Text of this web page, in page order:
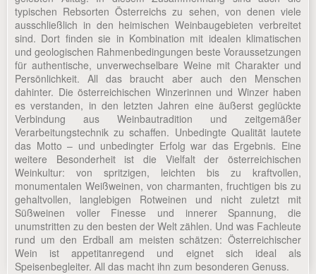
typischen Rebsorten Österreichs zu sehen, von denen viele
ausschließlich in den heimischen Weinbaugebieten verbreitet
sind. Dort finden sie in Kombination mit idealen klimatischen
und geologischen Rahmenbedingungen beste Voraussetzungen
für authentische, unverwechselbare Weine mit Charakter und
Persönlichkeit. All das braucht aber auch den Menschen
dahinter. Die österreichischen Winzerinnen und Winzer haben
es verstanden, in den letzten Jahren eine äußerst geglückte
Verbindung aus Weinbautradition und zeitgemäßer
Verarbeitungstechnik zu schaffen. Unbedingte Qualität lautete
das Motto – und unbedingter Erfolg war das Ergebnis. Eine
weitere Besonderheit ist die Vielfalt der österreichischen
Weinkultur: von spritzigen, leichten bis zu kraftvollen,
monumentalen Weißweinen, von charmanten, fruchtigen bis zu
gehaltvollen, langlebigen Rotweinen und nicht zuletzt mit
Süßweinen voller Finesse und innerer Spannung, die
unumstritten zu den besten der Welt zählen. Und was Fachleute
rund um den Erdball am meisten schätzen: Österreichischer
Wein ist appetitanregend und eignet sich ideal als
Speisenbegleiter. All das macht ihn zum besonderen Genuss.